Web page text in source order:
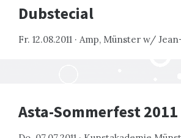
Dubstecial
Fr. 12.08.2011 · Amp, Münster w/
Asta-Sommerfest 2011